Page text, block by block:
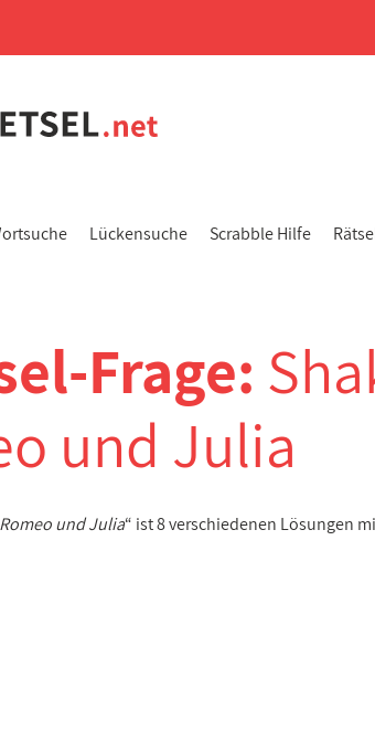
Lückensuche Scrabble Hilfe
Frage:
und Julia
und Julia“ ist 8 verschiedenen Lösungen